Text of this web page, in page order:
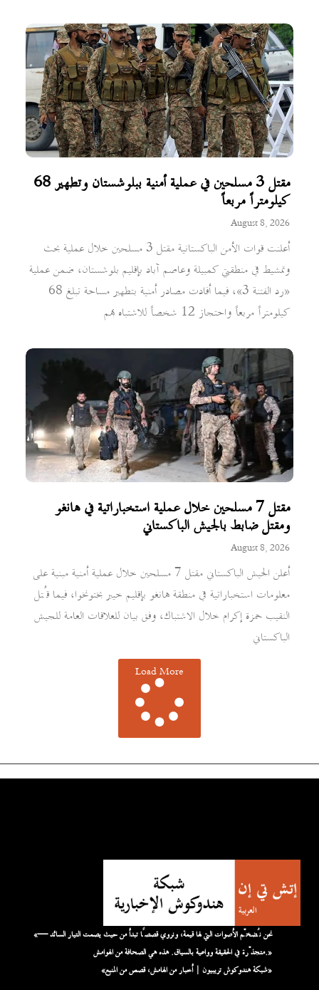
مقتل 3 مسلحين في عملية أمنية ببلوشستان وتطهير 68
كيلومتراً مربعاً
August 8, 2026
أعلنت قوات الأمن الباكستانية مقتل 3 مسلحين خلال عملية بحث
وتمشيط في منطقتي كمبيلة وعاصم آباد بإقليم بلوشستان، ضمن عملية
«رد الفتنة 3»، فيما أفادت مصادر أمنية بتطهير مساحة تبلغ 68
كيلومتراً مربعاً واحتجاز 12 شخصاً للاشتباه بهم
مقتل 7 مسلحين خلال عملية استخباراتية في هانغو
ومقتل ضابط بالجيش الباكستاني
August 8, 2026
أعلن الجيش الباكستاني مقتل 7 مسلحين خلال عملية أمنية مبنية على
معلومات استخباراتية في منطقة هانغو بإقليم خيبر بختونخوا، فيما قُتل
النقيب حمزة إكرام خلال الاشتباك، وفق بيان للعلاقات العامة للجيش
الباكستاني
Load More
«نحن نُضخّم الأصوات التي لها قيمة، ونروي قصصًا تبدأ من حيث يصمت التيار السائد —
متجذّرة في الحقيقة وواعية بالسياق. هذه هي الصحافة من الهوامش.»
«شبكة هندوكوش تريبيون | أخبار من الهامش، قصص من المنبع»